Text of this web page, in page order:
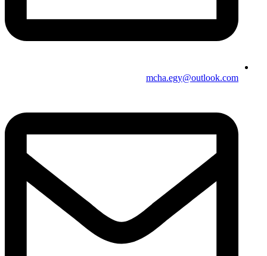
mcha.egy@outlook.com